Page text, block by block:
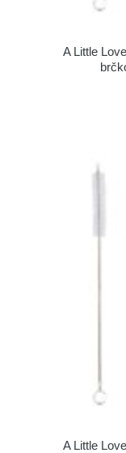
A Little
A Little